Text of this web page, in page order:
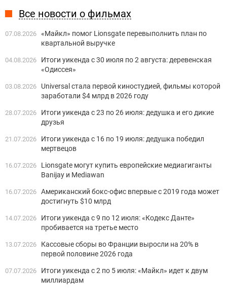
Все новости о фильмах
07.08.2026 «Майкл» помог Lionsgate перевыполнить план по
квартальной выручке
04.08.2026
Итоги уикенда с 30 июля по 2 августа: деревенская
«Одиссея»
03.08.2026
Universal стала первой киностудией, фильмы которой
заработали $4 млрд в 2026 году
28.07.2026
Итоги уикенда с 23 по 26 июля: дедушка и его дикие
друзья
21.07.2026
Итоги уикенда с 16 по 19 июля: дедушка победил
мертвецов
16.07.2026
Lionsgate могут купить европейские медиагиганты
Banijay и Mediawan
16.07.2026 Американский бокс-офис впервые с 2019 года может
достигнуть $10 млрд
14.07.2026
Итоги уикенда с 9 по 12 июля: «Кодекс Данте»
пробивается на третье место
13.07.2026
Кассовые сборы во Франции выросли на 20% в
первой половине 2026 года
07.07.2026
Итоги уикенда с 2 по 5 июля: «Майкл» идет к двум
миллиардам